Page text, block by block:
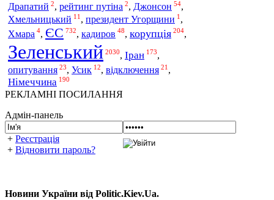
Драпатий 2, рейтинг путіна 2, Джонсон 54,
Хмельницький 11, президент Угорщини 1,
Хмара 4, ЄС 732, кадиров 48, корупція 204,
Зеленський 2030, Іран 173,
опитування 23, Усик 12, відключення 21 ,
Німеччина 190
РЕКЛАМНІ ПОСИЛАННЯ
Адмін-панель
+ Реєстрація
+ Відновити пароль?
Новини України від Politic.Kiev.Ua.